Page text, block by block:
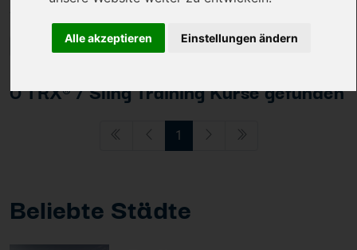
Alle akzeptieren Einstellungen ändern
Sortieren und Filtern
0 TRX® / Sling Training Kurse gefunden
1
Beliebte Städte